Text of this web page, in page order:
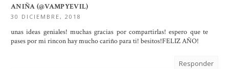
ANIÑA (@VAMPYEVIL)
30 DICIEMBRE, 2018
unas ideas geniales! muchas gracias por compartirlas! espero que te
pases por mi rincon hay mucho cariño para ti! besitos!FELIZ AÑO!
Responder